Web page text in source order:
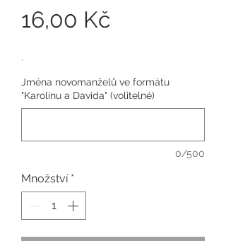
16,00 Kč
.
Jména novomanželů ve formátu
"Karolínu a Davida" (volitelné)
0/500
Množství *